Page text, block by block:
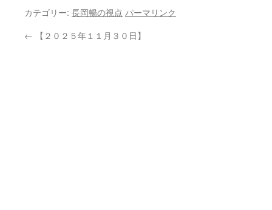
カテゴリー: 長岡暢の視点 パーマリンク
← 【２０２５年１１月３０日】